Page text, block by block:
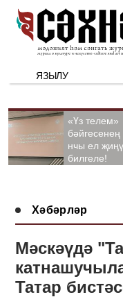
ЯЗЫЛУ
«Үз телем»
бәйгесенең
нчы ел
билгеле!
Хәбәрләр
Мәскәүдә
Татар